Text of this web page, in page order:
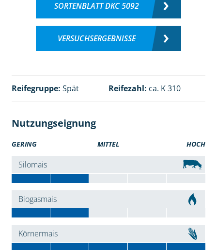
SORTENBLATT DKC 5092
VERSUCHSERGEBNISSE
Reifegruppe: Spät Reifezahl: ca. K 310
Nutzungseignung
GERING MITTEL HOCH
Silomais
Biogasmais
Körnermais